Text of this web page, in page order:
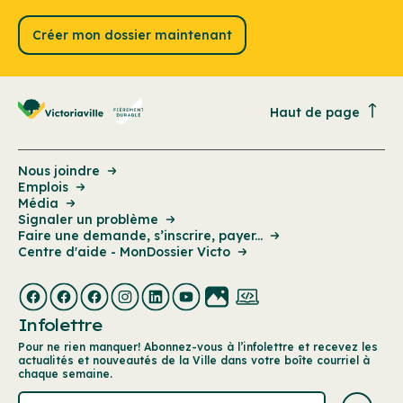
Créer mon dossier maintenant
Haut de page
Nous joindre
Emplois
Média
Signaler un problème
Faire une demande, s’inscrire, payer...
Centre d'aide - MonDossier Victo
Infolettre
Pour ne rien manquer! Abonnez-vous à l’infolettre et recevez les
actualités et nouveautés de la Ville dans votre boîte courriel à
chaque semaine.